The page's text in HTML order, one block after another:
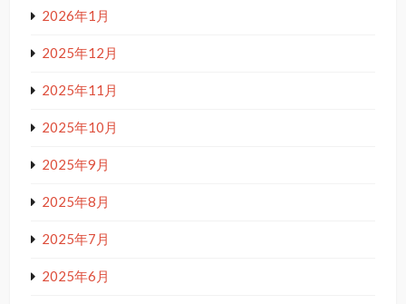
2026年1月
2025年12月
2025年11月
2025年10月
2025年9月
2025年8月
2025年7月
2025年6月